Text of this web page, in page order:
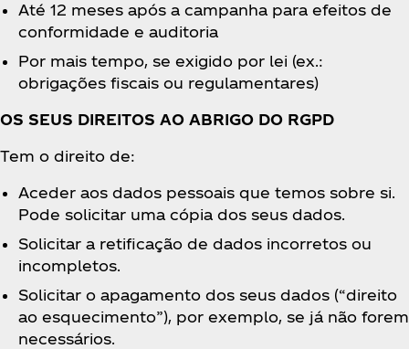
Até 12 meses após a campanha para efeitos de
conformidade e auditoria
Por mais tempo, se exigido por lei (ex.:
obrigações fiscais ou regulamentares)
OS SEUS DIREITOS AO ABRIGO DO RGPD
Tem o direito de:
Aceder aos dados pessoais que temos sobre si.
Pode solicitar uma cópia dos seus dados.
Solicitar a retificação de dados incorretos ou
incompletos.
Solicitar o apagamento dos seus dados (“direito
ao esquecimento”), por exemplo, se já não forem
necessários.